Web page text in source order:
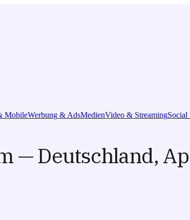
MobileWerbung & AdsMedienVideo & StreamingSocial
— Deutschland,